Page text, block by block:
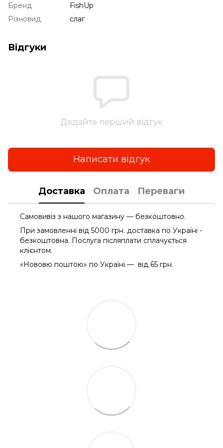
Бренд
FishUp
Різновид
слаг
Відгуки
Додайте перший відгук
Написати відгук
Доставка Оплата Переваги
Самовивіз з нашого магазину — безкоштовно.
При замовленні від 5000 грн. доставка по Україні -
безкоштовна. Послуга післяплати сплачується
клієнтом.
«Нововю поштою» по Україні — від 65 грн.